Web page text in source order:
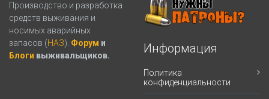
Производство и разработка
средств выживания и
носимых аварийных
запасов (НАЗ). Форум и
Блоги выживальщиков.
Информация
Политика
конфиденциальности